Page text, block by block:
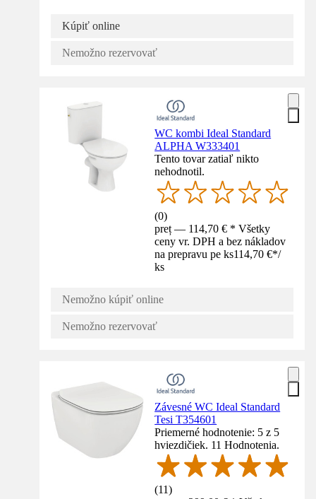
Kúpiť online
Nemožno rezervovať
WC kombi Ideal Standard
ALPHA W333401
Tento tovar zatiaľ nikto
nehodnotil.
(0)
preț — 114,70 € * Všetky
ceny vr. DPH a bez nákladov
na prepravu pe ks114,70 €*/
ks
Nemožno kúpiť online
Nemožno rezervovať
Závesné WC Ideal Standard
Tesi T354601
Priemerné hodnotenie: 5 z 5
hviezdičiek. 11 Hodnotenia.
(11)